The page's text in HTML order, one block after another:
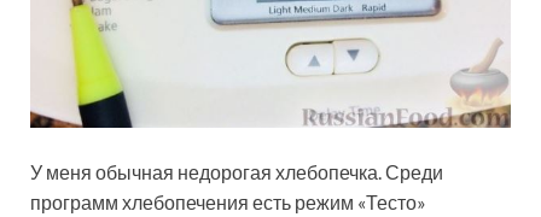
У меня обычная недорогая хлебопечка. Среди
программ хлебопечения есть режим «Тесто»